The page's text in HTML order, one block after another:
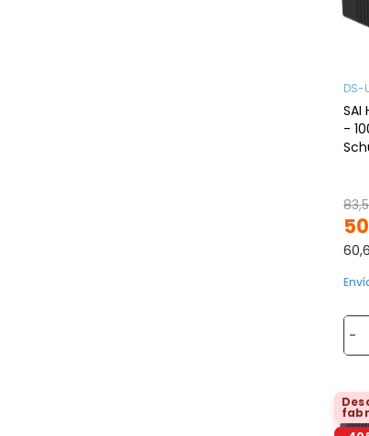
DS-
SAI
-
-